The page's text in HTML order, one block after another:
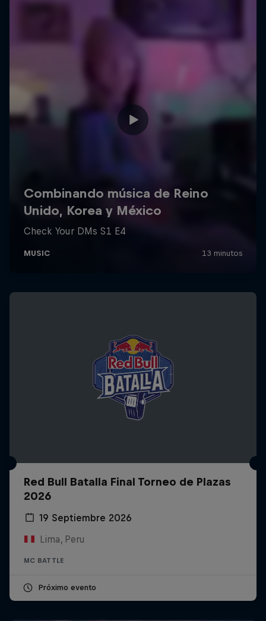
Red Bull Batalla Final Torneo de Plazas
2026
19 Septiembre 2026
Lima, Peru
MC BATTLE
Próximo evento